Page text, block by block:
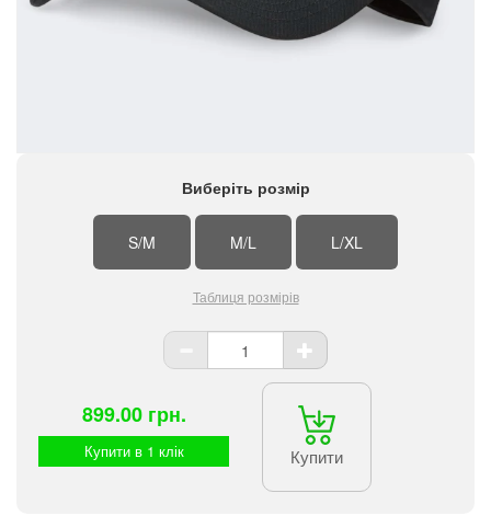
Виберіть розмір
S/M M/L L/XL
Таблиця розмірів
899.00 грн.
Купити в 1 клік Купити